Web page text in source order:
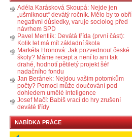
Adéla Karásková Skoupá: Nejde jen
„ušmiknout“ devátý ročník. Mělo by to obří
negativní důsledky, varuje sociolog před
návrhem SPD
Pavel Mentlík: Devátá třída (první část):
Kolik let má mít základní škola
Markéta Hronová: Jak pozvednout české
školy? Máme recept a není to ani tak
drahé, hodnotí pětiletý projekt šéf
nadačního fondu
Jan Beránek: Nejdou vašim potomkům
počty? Pomoci může doučování pod
dohledem umělé inteligence
Josef Mačí: Babiš vrací do hry zrušení
deváté třídy
NABÍDKA PRÁCE